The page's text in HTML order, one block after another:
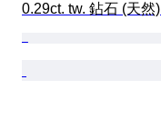
0.29ct. tw. 鉆石 (天然)